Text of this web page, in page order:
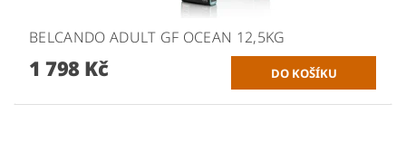
BELCANDO ADULT GF OCEAN 12,5KG
1 798 Kč